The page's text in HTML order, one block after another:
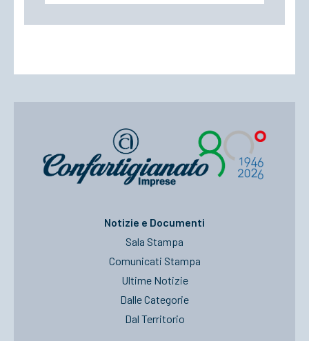
Notizie e Documenti
Sala Stampa
Comunicati Stampa
Ultime Notizie
Dalle Categorie
Dal Territorio